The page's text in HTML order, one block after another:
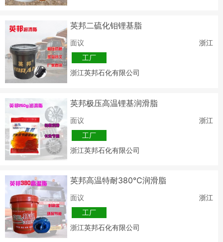
英邦二硫化钼锂基脂
面议
浙江
工厂
浙江英邦石化有限公司
英邦极压高温锂基润滑脂
面议
浙江
工厂
浙江英邦石化有限公司
英邦高温特耐380℃润滑脂
面议
浙江
工厂
浙江英邦石化有限公司